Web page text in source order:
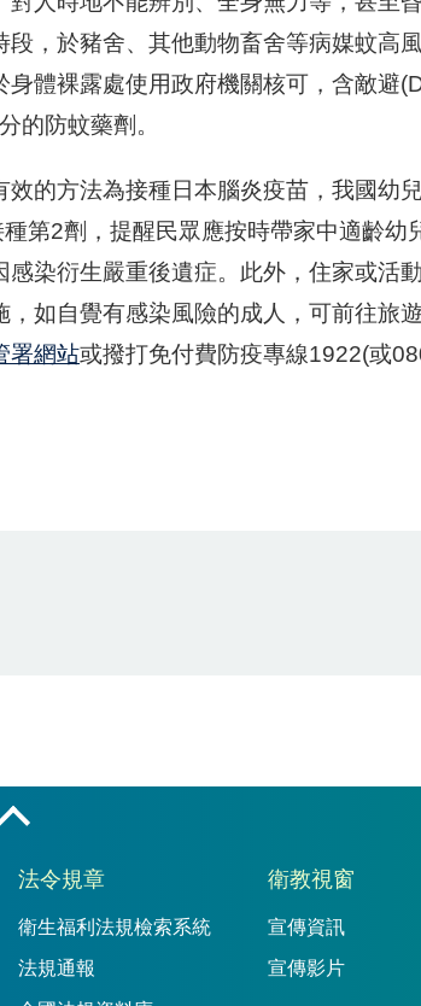
，於豬舍、其他動物畜舍等病媒蚊高
身體裸露處使用政府機關核可，含敵避
的防蚊藥劑。
的方法為接種日本腦炎疫苗，我國幼
第2劑，提醒民眾應按時帶家中適齡幼
感染衍生嚴重後遺症。此外，住家或活
如自覺有感染風險的成人，可前往旅
署網站或撥打免付費防疫專線1922(或
法令規章
衛生福利法規檢索系統
法規通報
衛教視窗
宣傳資訊
宣傳影片